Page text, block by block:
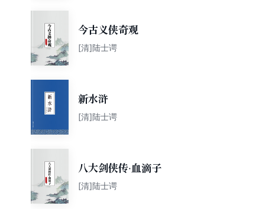
今古义侠奇观
[清]陆士谔
新水浒
[清]陆士谔
八大剑侠传·血滴子
[清]陆士谔